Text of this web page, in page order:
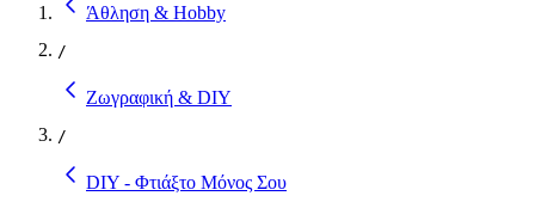
Άθληση & Hobby
/
Ζωγραφική & DIY
/
DIY - Φτιάξτο Μόνος Σου